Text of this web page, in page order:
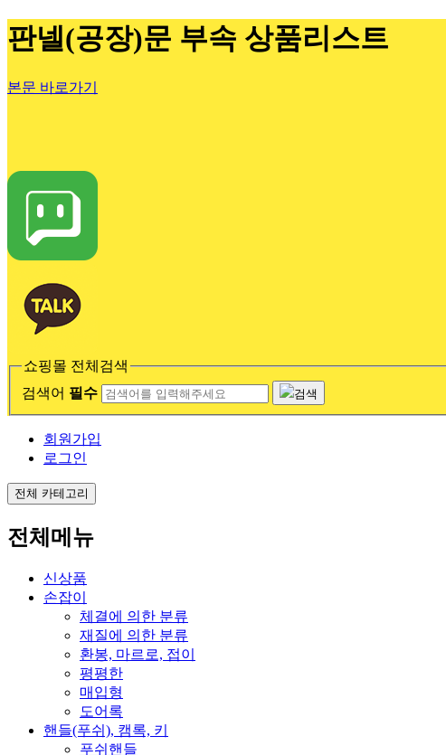
판넬(공장)문 부속 상품리스트
본문 바로가기
쇼핑몰 전체검색
검색어 필수 검색
회원가입
로그인
전체 카테고리
전체메뉴
신상품
손잡이
체결에 의한 분류
재질에 의한 분류
환봉, 마르로, 접이
평평한
매입형
도어록
핸들(푸쉬), 캠록, 키
푸쉬핸들